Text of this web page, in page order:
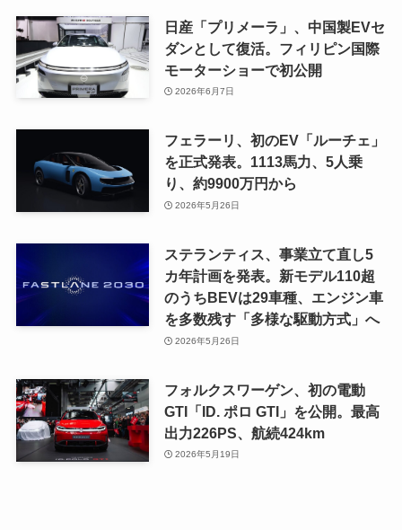
日産「プリメーラ」、中国製EVセ
ダンとして復活。フィリピン国際
モーターショーで初公開
2026年6月7日
フェラーリ、初のEV「ルーチェ」
を正式発表。1113馬力、5人乗
り、約9900万円から
2026年5月26日
ステランティス、事業立て直し5
カ年計画を発表。新モデル110超
のうちBEVは29車種、エンジン車
を多数残す「多様な駆動方式」へ
2026年5月26日
フォルクスワーゲン、初の電動
GTI「ID. ポロ GTI」を公開。最高
出力226PS、航続424km
2026年5月19日